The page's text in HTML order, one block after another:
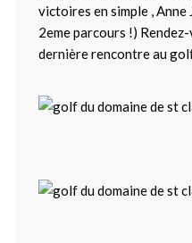
victoires en simple , Anne
2eme parcours !)
dernière rencontre au